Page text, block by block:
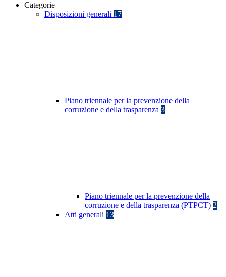
Categorie
Disposizioni generali 17
Piano triennale per la prevenzione della
corruzione e della trasparenza 3
Piano triennale per la prevenzione della
corruzione e della trasparenza (PTPCT) 2
Atti generali 13